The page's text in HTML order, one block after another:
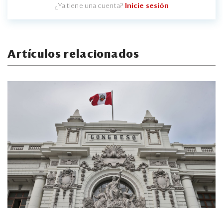
¿Ya tiene una cuenta? Inicie sesión
Artículos relacionados